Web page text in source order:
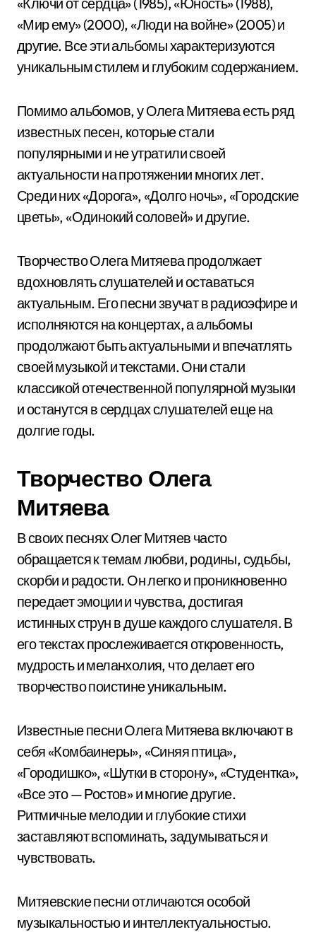
«Мир ему» (2000), «Люди на войне» (2005) и
другие. Все эти альбомы характеризуются
уникальным стилем и глубоким содержанием.
Помимо альбомов, у Олега Митяева есть ряд
известных песен, которые стали
популярными и не утратили своей
актуальности на протяжении многих лет.
Среди них «Дорога», «Долго ночь», «Городские
цветы», «Одинокий соловей» и другие.
Творчество Олега Митяева продолжает
вдохновлять слушателей и оставаться
актуальным. Его песни звучат в радиоэфире и
исполняются на концертах, а альбомы
продолжают быть актуальными и впечатлять
своей музыкой и текстами. Они стали
классикой отечественной популярной музыки
и останутся в сердцах слушателей еще на
долгие годы.
Творчество Олега
Митяева
В своих песнях Олег Митяев часто
обращается к темам любви, родины, судьбы,
скорби и радости. Он легко и проникновенно
передает эмоции и чувства, достигая
истинных струн в душе каждого слушателя. В
его текстах прослеживается откровенность,
мудрость и меланхолия, что делает его
творчество поистине уникальным.
Известные песни Олега Митяева включают в
себя «Комбаинеры», «Синяя птица»,
«Городишко», «Шутки в сторону», «Студентка»,
«Все это — Ростов» и многие другие.
Ритмичные мелодии и глубокие стихи
заставляют вспоминать, задумываться и
чувствовать.
Митяевские песни отличаются особой
музыкальностью и интеллектуальностью.